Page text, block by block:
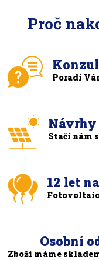
Proč
Poradí
Návrhy
Stačí nám
12 let
Osobní
Zboží máme